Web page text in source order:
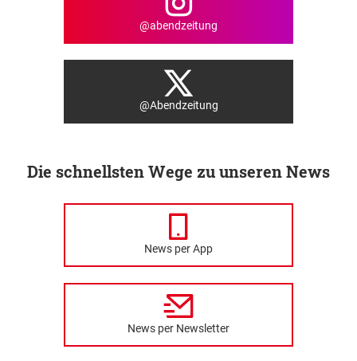
@abendzeitung
@Abendzeitung
Die schnellsten Wege zu unseren News
News per App
News per Newsletter